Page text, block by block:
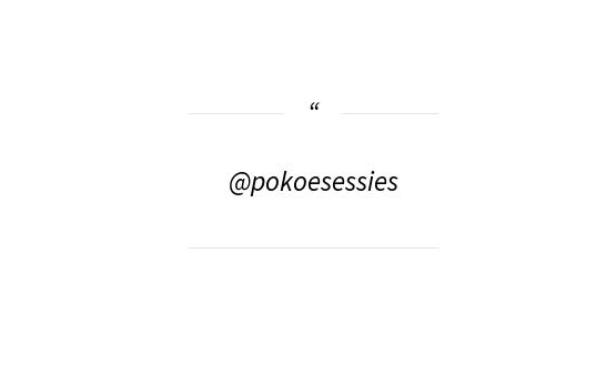
@pokoesessies